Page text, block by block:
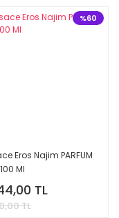
%60
Eros Najim PARFUM
Ml
TL
TL